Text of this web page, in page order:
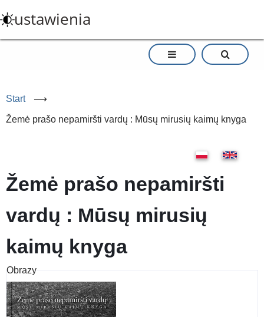
do
treści
ustawienia
Start ⟶
Žemė prašo nepamiršti vardų : Mūsų mirusių kaimų knyga
Žemė prašo nepamiršti
vardų : Mūsų mirusių
kaimų knyga
Obrazy